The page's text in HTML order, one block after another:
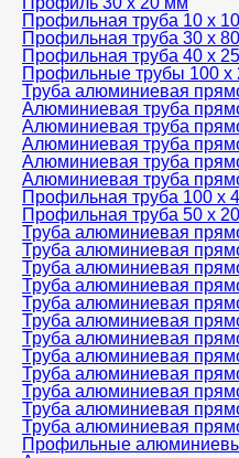
Профильная труба 10 х 10
Профильная труба 30 х 80
Профильная труба 40 х 25
Профильные трубы 100 х
Труба алюминиевая
Алюминиевая труба
Алюминиевая труба
Алюминиевая труба
Алюминиевая труба
Алюминиевая труба
Профильная труба 100 х
Профильная труба 50 х 20
Труба алюминиевая
Труба алюминиевая
Труба алюминиевая
Труба алюминиевая
Труба алюминиевая
Труба алюминиевая
Труба алюминиевая
Труба алюминиевая
Труба алюминиевая
Труба алюминиевая
Труба алюминиевая
Труба алюминиевая
Профильные